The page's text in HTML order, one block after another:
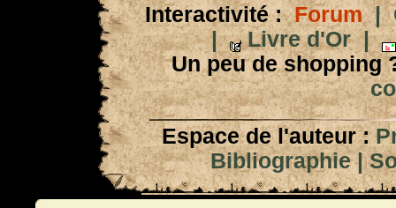
Interactivité : Forum|
|
Livre d'Or|
Un peu de shopping
Espace de l'auteur :
Bibliographie|